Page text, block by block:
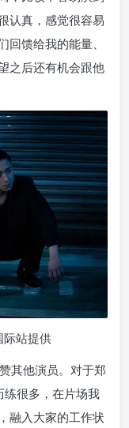
认真，感觉很容易
馈给我的能量、
之后还有机会跟他
际站提供
其他演员。对于郑
练很多，在片场我
融入大家的工作状